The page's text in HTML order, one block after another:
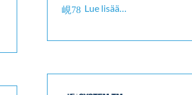
Lue lisää…